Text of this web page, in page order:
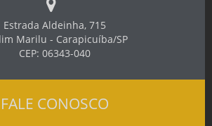
FALE CONOSCO
Estrada Aldeinha, 715
Marilu - Carapicuíba/SP
CEP: 06343-040